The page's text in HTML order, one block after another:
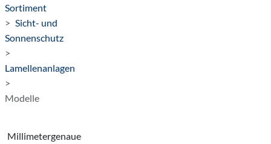
Sortiment
Sicht- und
Sonnenschutz
Lamellenanlagen
Modelle
Millimetergenaue